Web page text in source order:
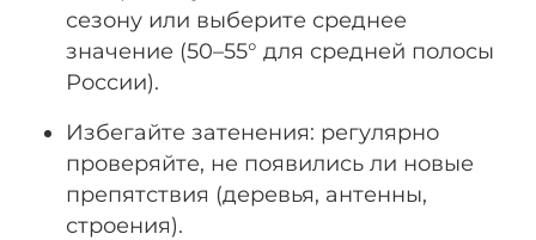
сезону или выберите среднее
значение (50–55° для средней полосы
России).
Избегайте затенения: регулярно
проверяйте, не появились ли новые
препятствия (деревья, антенны,
строения).